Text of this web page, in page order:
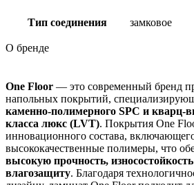
Тип соединения замковое
О бренде
One Floor — это современный бренд
напольных покрытий,
каменно-полимерного SPC и кварц-
класса люкс (LVT). Покрытия One
инновационного состава,
высококачественные полимеры, что
высокую прочность,
влагозащиту. Благодаря